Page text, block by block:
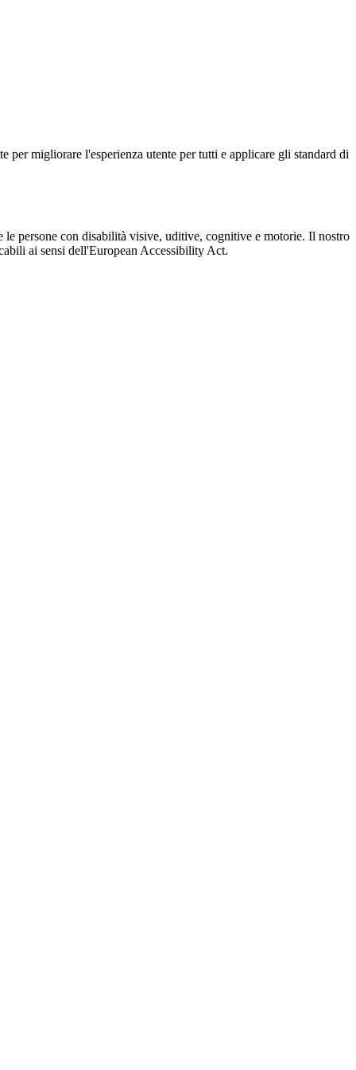
migliorare l'esperienza utente per tutti e applicare gli standard di
persone con disabilità visive, uditive, cognitive e motorie. Il nostro
ai sensi dell'European Accessibility Act.